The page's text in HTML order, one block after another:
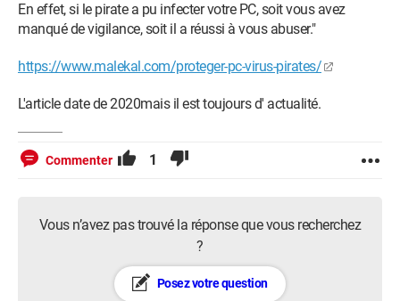
En effet, si le pirate a pu infecter votre PC, soit vous avez
manqué de vigilance, soit il a réussi à vous abuser."
https://www.malekal.com/proteger-pc-virus-pirates/
L'article date de 2020mais il est toujours d' actualité.
Commenter 1
Vous n’avez pas trouvé la réponse que vous recherchez
?
Posez votre question